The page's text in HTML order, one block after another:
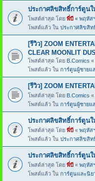
ประกาศลิขสิทธิ์การ์ตูนใ
โพสต์ล่าสุด โดย พี่บี « พฤหัส
โพสต์แล้ว ใน ประกาศลิขสิท
[รีวิว] ZOOM
CLEAR MOONLIT
โพสต์ล่าสุด โดย B.Comics «
โพสต์แล้ว ใน การ์ตูนผู้ชายแ
[รีวิว] ZOOM
โพสต์ล่าสุด โดย B.Comics «
โพสต์แล้ว ใน การ์ตูนผู้ชายแ
ประกาศลิขสิทธิ์การ์ตูนใ
โพสต์ล่าสุด โดย พี่บี « พฤหัส
โพสต์แล้ว ใน ประกาศลิขสิท
ประกาศลิขสิทธิ์การ์ตูนใ
โพสต์ล่าสุด โดย พี่บี « พฤหัส
โพสต์แล้ว ใน การ์ตูนและนิย